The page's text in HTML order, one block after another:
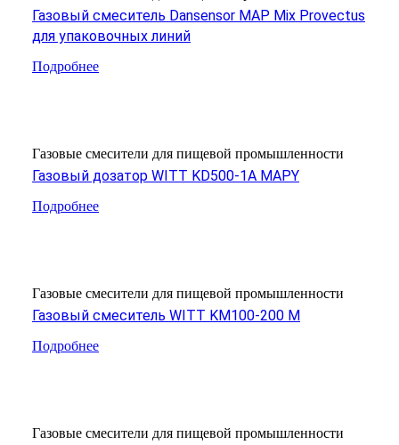
Газовый смеситель Dansensor MAP Mix Provectus
для упаковочных линий
Подробнее
Газовые смесители для пищевой промышленности
Газовый дозатор WITT KD500-1A MAPY
Подробнее
Газовые смесители для пищевой промышленности
Газовый смеситель WITT KM100-200 M
Подробнее
Газовые смесители для пищевой промышленности